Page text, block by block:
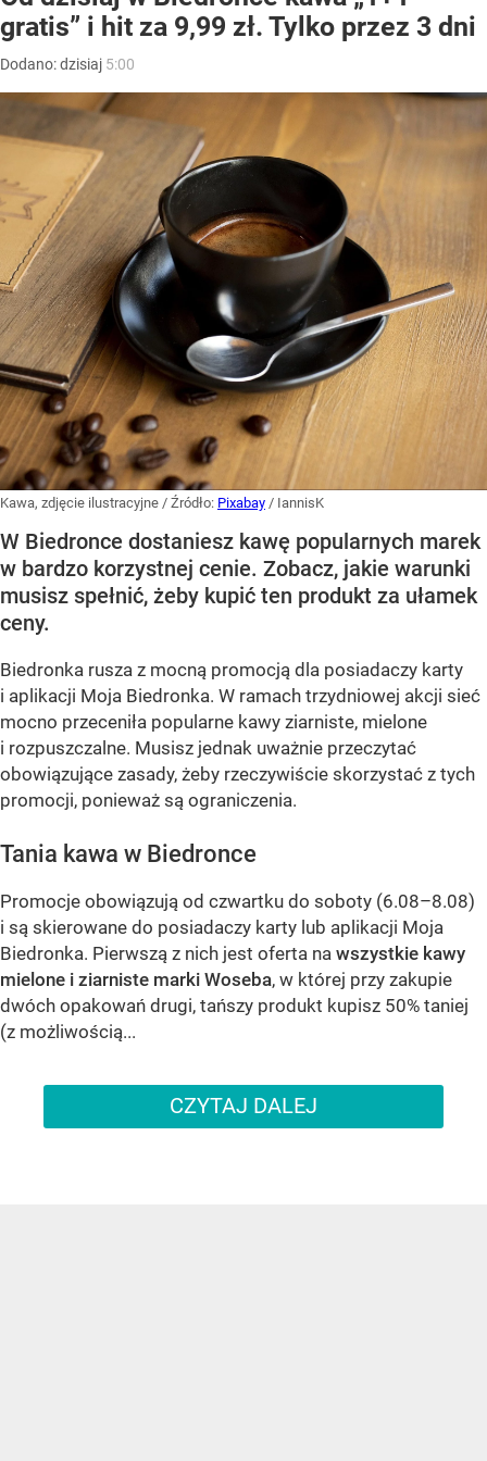
gratis” i hit za 9,99 zł. Tylko przez 3 dni
Dodano:dzisiaj 5:00
Kawa, zdjęcie ilustracyjne / Źródło: Pixabay / IannisK
W Biedronce dostaniesz kawę popularnych marek
w bardzo korzystnej cenie. Zobacz, jakie warunki
musisz spełnić, żeby kupić ten produkt za ułamek
ceny.
Biedronka rusza z mocną promocją dla posiadaczy karty
i aplikacji Moja Biedronka. W ramach trzydniowej akcji sieć
mocno przeceniła popularne kawy ziarniste, mielone
i rozpuszczalne. Musisz jednak uważnie przeczytać
obowiązujące zasady, żeby rzeczywiście skorzystać z tych
promocji, ponieważ są ograniczenia.
Tania kawa w Biedronce
Promocje obowiązują od czwartku do soboty (6.08–8.08)
i są skierowane do posiadaczy karty lub aplikacji Moja
Biedronka. Pierwszą z nich jest oferta na wszystkie kawy
mielone i ziarniste marki Woseba, w której przy zakupie
dwóch opakowań drugi, tańszy produkt kupisz 50% taniej
(z możliwością...
CZYTAJ DALEJ